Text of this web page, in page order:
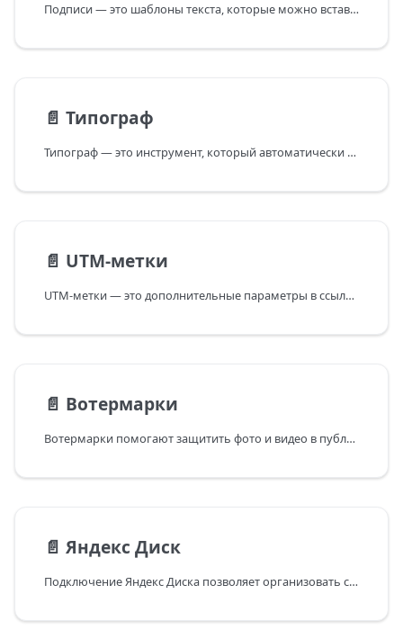
Подписи — это шаблоны текста, которые можно вставить в каждый пост проекта. Это удобно. Пример.
📄️ Типограф
Типограф — это инструмент, который автоматически улучшает внешний вид текста, делая его более
📄️ UTM-метки
UTM-метки — это дополнительные параметры в ссылке, которые помогают передавать информацию о том,
📄️ Вотермарки
Вотермарки помогают защитить фото и видео в публикациях от копирования. Добавьте логотип и настройте
📄️ Яндекс Диск
Подключение Яндекс Диска позволяет организовать совместный доступ к файлам через Postmypost и